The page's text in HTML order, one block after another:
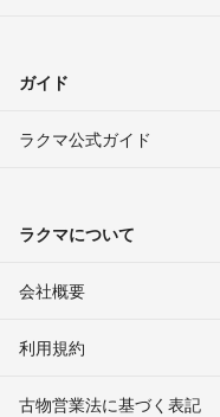
ガイド
ラクマ公式ガイド
ラクマについて
会社概要
利用規約
古物営業法に基づく表記